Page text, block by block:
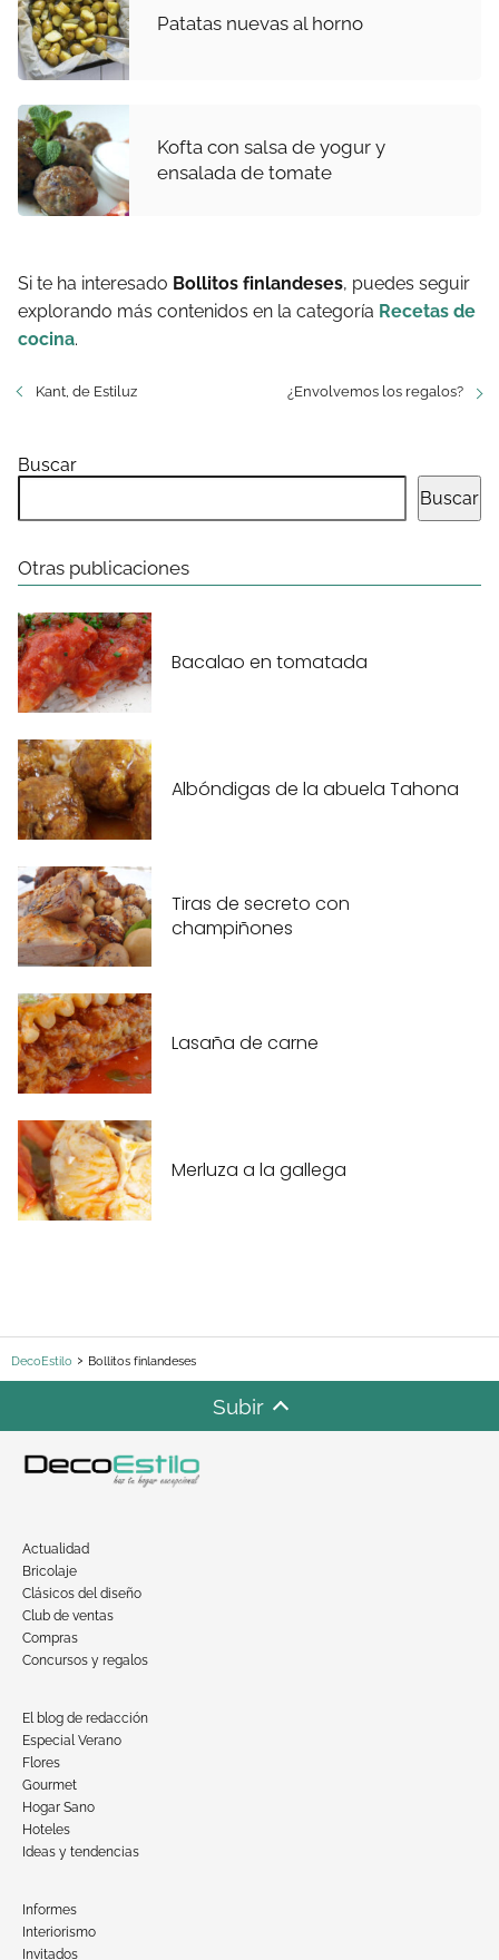
Patatas nuevas al horno
Kofta con salsa de yogur y
ensalada de tomate
Si te ha interesado Bollitos finlandeses, puedes seguir
explorando más contenidos en la categoría Recetas de
cocina.
Kant, de Estiluz ¿Envolvemos los regalos?
Buscar
Buscar
Otras publicaciones
Bacalao en tomatada
Albóndigas de la abuela Tahona
Tiras de secreto con
champiñones
Lasaña de carne
Merluza a la gallega
DecoEstilo Bollitos finlandeses
Subir
Actualidad
Bricolaje
Clásicos del diseño
Club de ventas
Compras
Concursos y regalos
El blog de redacción
Especial Verano
Flores
Gourmet
Hogar Sano
Hoteles
Ideas y tendencias
Informes
Interiorismo
Invitados